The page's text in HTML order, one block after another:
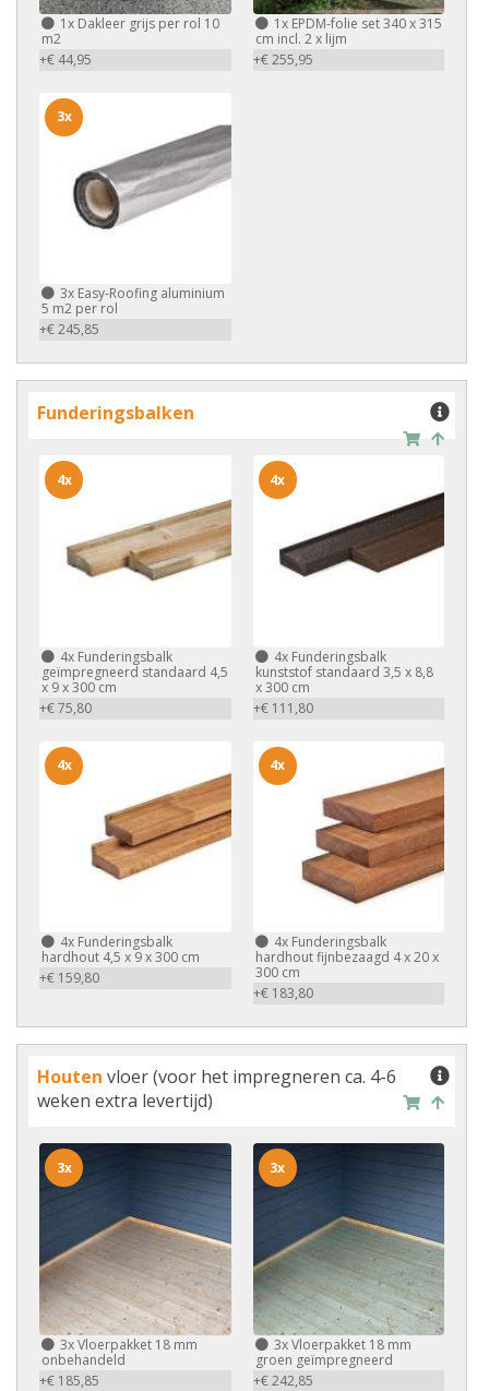
1x Dakleer grijs per rol 10
m2
+€ 44,95
1xEPDM-folie set 340 x 315
cm incl. 2 x lijm
+€ 255,95
3x Easy-Roofing aluminium
5 m2 per rol
+€ 245,85
3x
Funderingsbalken
4x Funderingsbalk
geïmpregneerd standaard 4,5
x 9 x 300 cm
+€ 75,80
4x
4xFunderingsbalk
kunststof standaard 3,5 x 8,8
x 300 cm
+€ 111,80
4x
4x Funderingsbalk
hardhout 4,5 x 9 x 300 cm
+€ 159,80
4x
4xFunderingsbalk
hardhout fijnbezaagd 4 x 20 x
300 cm
+€ 183,80
4x
Houten vloer (voor het impregneren ca. 4-6
weken extra levertijd)
3xVloerpakket 18 mm
onbehandeld
+€ 185,85
3x
3xVloerpakket 18 mm
groen geïmpregneerd
+€ 242,85
3x